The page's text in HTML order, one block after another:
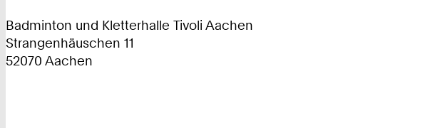
Badminton und Kletterhalle Tivoli Aachen
Strangenhäuschen 11
52070 Aachen